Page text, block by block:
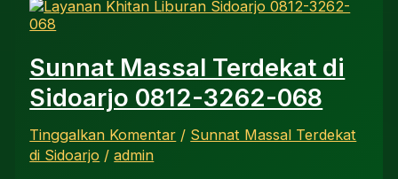
Sunnat Massal Terdekat di
Sidoarjo 0812-3262-068
Tinggalkan Komentar / Sunnat Massal Terdekat
di Sidoarjo /admin